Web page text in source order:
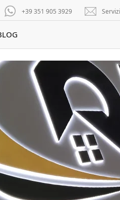
+39 351 905 3929